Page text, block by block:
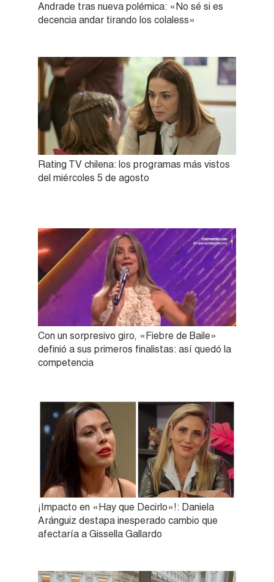
Andrade tras nueva polémica: «No sé si es
decencia andar tirando los colaless»
Rating TV chilena: los programas más vistos
del miércoles 5 de agosto
Con un sorpresivo giro, «Fiebre de Baile»
definió a sus primeros finalistas: así quedó la
competencia
¡Impacto en «Hay que Decirlo»!: Daniela
Aránguiz destapa inesperado cambio que
afectaría a Gissella Gallardo